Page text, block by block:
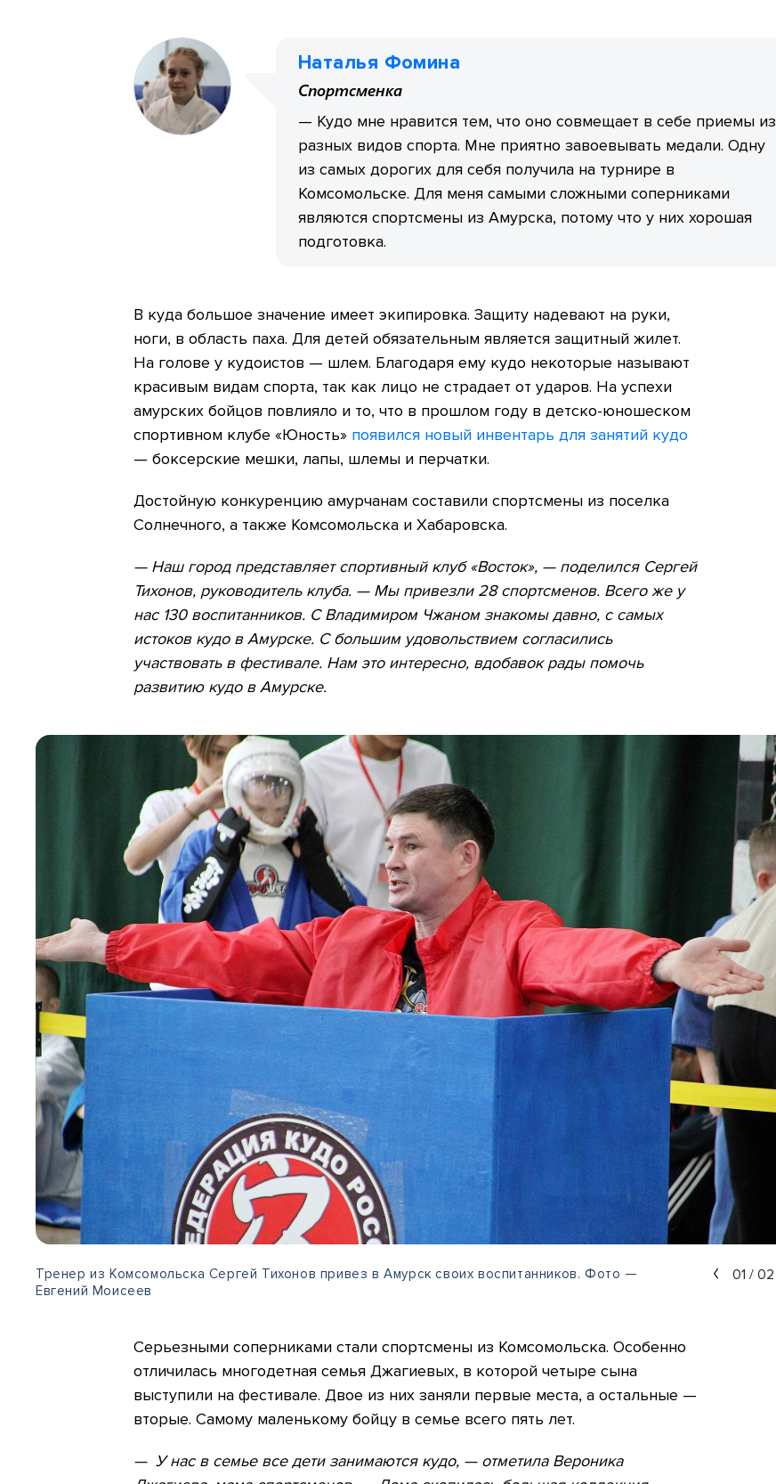
Наталья Фомина
Спортсменка
— Кудо мне нравится тем, что оно совмещает в себе приемы из
разных видов спорта. Мне приятно завоевывать медали. Одну
из самых дорогих для себя получила на турнире в
Комсомольске. Для меня самыми сложными соперниками
являются спортсмены из Амурска, потому что у них хорошая
подготовка.
В куда большое значение имеет экипировка. Защиту надевают на руки,
ноги, в область паха. Для детей обязательным является защитный жилет.
На голове у кудоистов — шлем. Благодаря ему кудо некоторые называют
красивым видам спорта, так как лицо не страдает от ударов. На успехи
амурских бойцов повлияло и то, что в прошлом году в детско-юношеском
спортивном клубе «Юность» появился новый инвентарь для занятий кудо
— боксерские мешки, лапы, шлемы и перчатки.
Достойную конкуренцию амурчанам составили спортсмены из поселка
Солнечного, а также Комсомольска и Хабаровска.
— Наш город представляет спортивный клуб «Восток», — поделился Сергей
Тихонов, руководитель клуба. — Мы привезли 28 спортсменов. Всего же у
нас 130 воспитанников. С Владимиром Чжаном знакомы давно, с самых
истоков кудо в Амурске. С большим удовольствием согласились
участвовать в фестивале. Нам это интересно, вдобавок рады помочь
развитию кудо в Амурске.
Тренер из Комсомольска Сергей Тихонов привез в Амурск своих воспитанников. Фото —
Евгений Моисеев
01 / 02
Серьезными соперниками стали спортсмены из Комсомольска. Особенно
отличилась многодетная семья Джагиевых, в которой четыре сына
выступили на фестивале. Двое из них заняли первые места, а остальные —
вторые. Самому маленькому бойцу в семье всего пять лет.
— У нас в семье все дети занимаются кудо, — отметила Вероника